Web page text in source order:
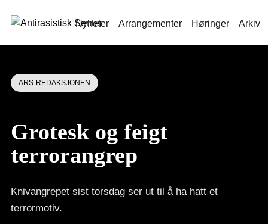
Nyheter Arrangementer Høringer Arkiv
ARS-REDAKSJONEN
Grotesk og feigt
terrorangrep
Knivangrepet sist torsdag ser ut til å ha hatt et
terrormotiv.